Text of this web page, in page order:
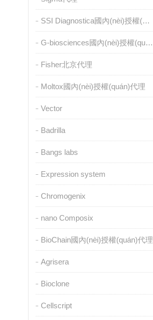
SSI Diagnostica國內(nèi)授權(quán)代理
G-biosciences國內(nèi)授權(quán)代理
Fisher北京代理
Moltox國內(nèi)授權(quán)代理
Vector
Badrilla
Bangs labs
Expression system
Chromogenix
nano Composix
BioChain國內(nèi)授權(quán)代理
Agrisera
Bioclone
Cellscript